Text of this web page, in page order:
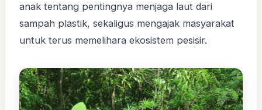
anak tentang pentingnya menjaga laut dari
sampah plastik, sekaligus mengajak masyarakat
untuk terus memelihara ekosistem pesisir.